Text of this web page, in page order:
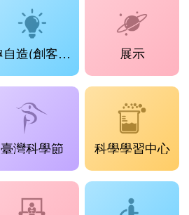
趣自造(創客工場) 展示
臺灣科學節 科學學習中心